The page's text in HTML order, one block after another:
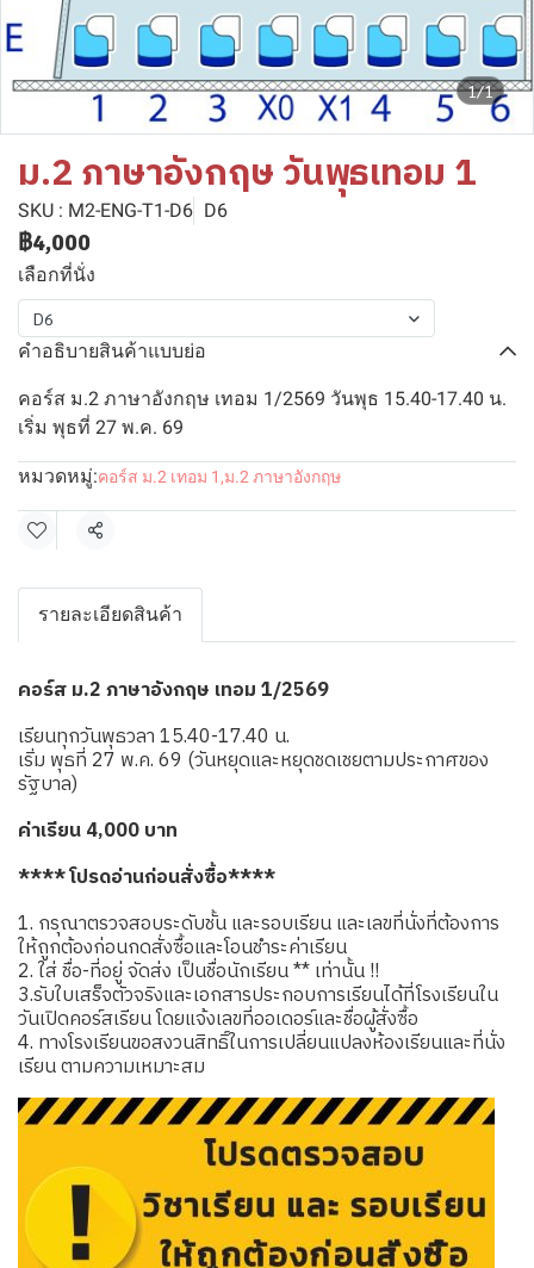
1/1
ม.2 ภาษาอังกฤษ วันพุธเทอม 1
SKU : M2-ENG-T1-D6 D6
฿4,000
เลือกที่นั่ง
D6
คำอธิบายสินค้าแบบย่อ
คอร์ส ม.2 ภาษาอังกฤษ เทอม 1/2569 วันพุธ 15.40-17.40 น.
เริ่ม พุธที่ 27 พ.ค. 69
หมวดหมู่:คอร์ส ม.2 เทอม 1 ,ม.2 ภาษาอังกฤษ
แชร์
รายละเอียดสินค้า
คอร์ส ม.2 ภาษาอังกฤษ เทอม 1/2569
เรียนทุกวันพุธวลา 15.40-17.40 น.
เริ่ม พุธที่ 27 พ.ค. 69 (วันหยุดและหยุดชดเชยตามประกาศของ
รัฐบาล)
ค่าเรียน 4,000 บาท
**** โปรดอ่านก่อนสั่งซื้อ****
1. กรุณาตรวจสอบระดับชั้น และรอบเรียน และเลขที่นั่งที่ต้องการ
ให้ถูกต้องก่อนกดสั่งซื้อและโอนชำระค่าเรียน
2. ใส่ ชื่อ-ที่อยู่ จัดส่ง เป็นชื่อนักเรียน ** เท่านั้น !!
3.รับใบเสร็จตัวจริงและเอกสารประกอบการเรียนได้ที่โรงเรียนใน
วันเปิดคอร์สเรียน โดยแจ้งเลขที่ออเดอร์และชื่อผู้สั่งซื้อ
4. ทางโรงเรียนขอสงวนสิทธิ์ในการเปลี่ยนแปลงห้องเรียนและที่นั่ง
เรียน ตามความเหมาะสม